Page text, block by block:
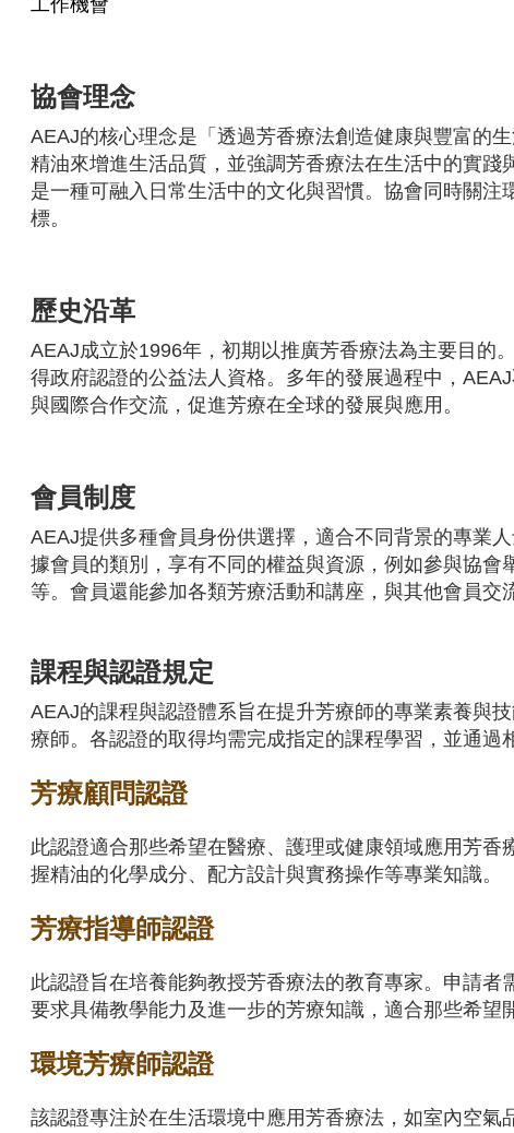
工作機會
協會理念
AEAJ的核心理念是「透過芳香療法創造健康與豐富的
精油來增進生活品質，並強調芳香療法在生活中的實
是一種可融入日常生活中的文化與習慣。協會同時關
標。
歷史沿革
AEAJ成立於1996年，初期以推廣芳香療法為主要目的
得政府認證的公益法人資格。多年的發展過程中，
與國際合作交流，促進芳療在全球的發展與應用。
會員制度
AEAJ提供多種會員身份供選擇，適合不同背景的專業
據會員的類別，享有不同的權益與資源，例如參與協
等。會員還能參加各類芳療活動和講座，與其他會員交
課程與認證規定
AEAJ的課程與認證體系旨在提升芳療師的專業素養與
療師。各認證的取得均需完成指定的課程學習，並通過
芳療顧問認證
此認證適合那些希望在醫療、護理或健康領域應用芳
握精油的化學成分、配方設計與實務操作等專業知識。
芳療指導師認證
此認證旨在培養能夠教授芳香療法的教育專家。申請
要求具備教學能力及進一步的芳療知識，適合那些希望
環境芳療師認證
該認證專注於在生活環境中應用芳香療法，如室內空